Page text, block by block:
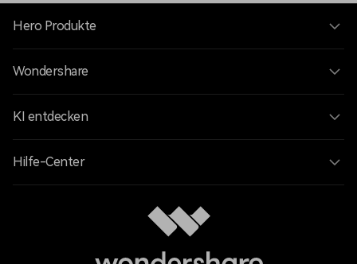
Hero Produkte
Wondershare
KI entdecken
Hilfe-Center